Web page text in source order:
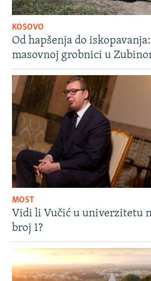
KOSOVO
Od hapšenja do
masovnoj grobnici u
MOST
Vidi li Vučić u univerzitetu
broj 1?